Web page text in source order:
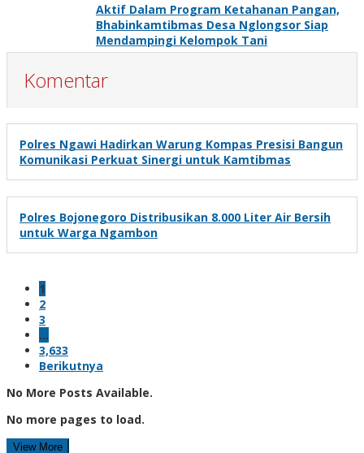
Aktif Dalam Program Ketahanan Pangan,
Bhabinkamtibmas Desa Nglongsor Siap
Mendampingi Kelompok Tani
Komentar
Polres Ngawi Hadirkan Warung Kompas Presisi Bangun
Komunikasi Perkuat Sinergi untuk Kamtibmas
Polres Bojonegoro Distribusikan 8.000 Liter Air Bersih
untuk Warga Ngambon
1
2
3
…
3,633
Berikutnya
No More Posts Available.
No more pages to load.
View More